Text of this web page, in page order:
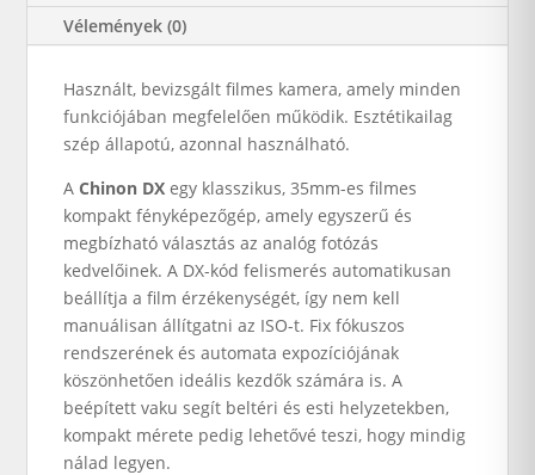
Vélemények (0)
Használt, bevizsgált filmes kamera, amely minden
funkciójában megfelelően működik. Esztétikailag
szép állapotú, azonnal használható.
A Chinon DX egy klasszikus, 35mm-es filmes
kompakt fényképezőgép, amely egyszerű és
megbízható választás az analóg fotózás
kedvelőinek. A DX-kód felismerés automatikusan
beállítja a film érzékenységét, így nem kell
manuálisan állítgatni az ISO-t. Fix fókuszos
rendszerének és automata expozíciójának
köszönhetően ideális kezdők számára is. A
beépített vaku segít beltéri és esti helyzetekben,
kompakt mérete pedig lehetővé teszi, hogy mindig
nálad legyen.